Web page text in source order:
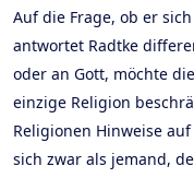
Auf die Frage, ob er
antwortet Radtke
oder an Gott, möchte
einzige Religion
Religionen Hinweise
sich zwar als jemand,